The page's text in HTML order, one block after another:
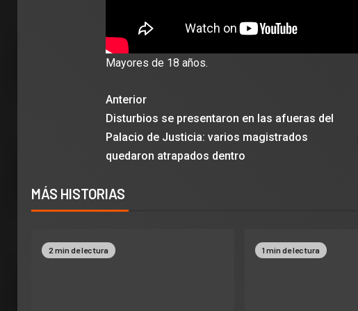
Mayores de 18 años.
Anterior
Disturbios se presentaron en las afueras del
Palacio de Justicia: varios magistrados
quedaron atrapados dentro
MÁS HISTORIAS
2 min de lectura 1 min de lectura